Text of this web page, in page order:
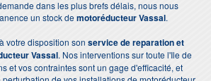
dans les plus brefs délais, nous nous
un stock demotoréducteur Vassal.
votre disposition son service de reparation et
Vassal. Nos interventions sur toute l'Ile de
et vos contraintes sont un gage d'efficacité, et